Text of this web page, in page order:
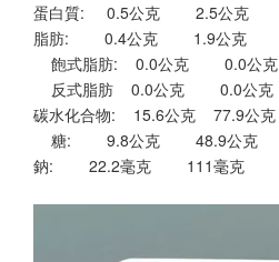
蛋白質:     0.5公克        2.5公克
脂肪:        0.4公克        1.9公克
飽式脂肪:    0.0公克        0.0公克
反式脂肪    0.0公克        0.0公克
碳水化合物:    15.6公克    77.9公克
糖:        9.8公克        48.9公克
鈉:        22.2毫克        111毫克